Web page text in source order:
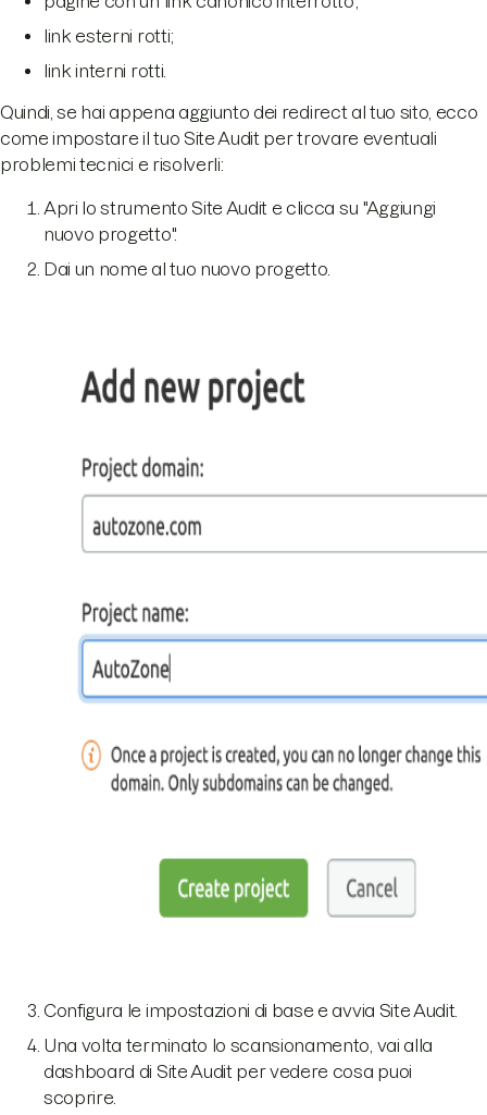
link esterni rotti;
link interni rotti.
Quindi, se hai appena aggiunto dei redirect al tuo sito, ecco
come impostare il tuo Site Audit per trovare eventuali
problemi tecnici e risolverli:
Apri lo strumento Site Audit e clicca su "Aggiungi
nuovo progetto".
Dai un nome al tuo nuovo progetto.
Configura le impostazioni di base e avvia Site Audit.
Una volta terminato lo scansionamento, vai alla
dashboard di Site Audit per vedere cosa puoi
scoprire.